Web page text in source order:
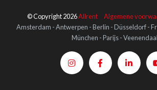
© Copyright 2026Allrent Algemene
Amsterdam - Antwerpen - Berlin - Düsseldorf -
München - Parijs - Veenendaal